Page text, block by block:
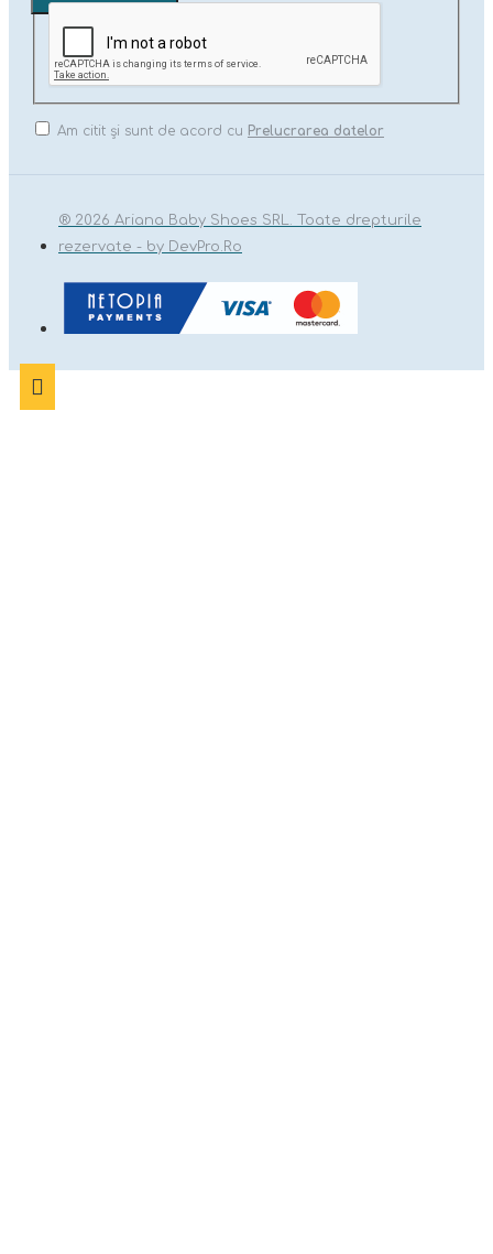
Am citit şi sunt de acord cu Prelucrarea datelor
® 2026 Ariana Baby Shoes SRL. Toate drepturile
rezervate - by DevPro.Ro